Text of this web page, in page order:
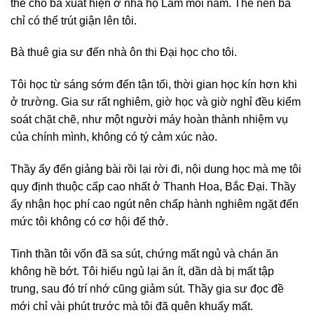
thể cho bà xuất hiện ở nhà họ Lâm mỗi năm. Thế nên bà
chỉ có thể trút giận lên tôi.
Bà thuê gia sư đến nhà ôn thi Đại học cho tôi.
Tôi học từ sáng sớm đến tận tối, thời gian học kín hơn khi
ở trường. Gia sư rất nghiêm, giờ học và giờ nghỉ đều kiểm
soát chặt chẽ, như một người máy hoàn thành nhiệm vụ
của chính mình, không có tý cảm xúc nào.
Thầy ấy đến giảng bài rồi lại rời đi, nội dung học mà mẹ tôi
quy định thuộc cấp cao nhất ở Thanh Hoa, Bắc Đại. Thầy
ấy nhận học phí cao ngút nên chấp hành nghiêm ngặt đến
mức tôi không có cơ hội để thở.
Tinh thần tôi vốn đã sa sút, chứng mất ngủ và chán ăn
không hề bớt. Tôi hiếu ngủ lại ăn ít, dần dà bị mất tập
trung, sau đó trí nhớ cũng giảm sút. Thầy gia sư đọc đề
mới chỉ vài phút trước mà tôi đã quên khuấy mất.